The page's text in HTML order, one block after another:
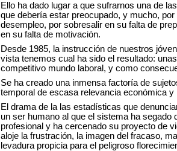
Ello ha dado lugar a que sufrarnos una de
que debería estar preocupado, y mucho,
desempleo, por sobresalir en su falta de
en su falta de motivación.
Desde 1985, la instrucción de nuestros
vista tenemos cual ha sido el resultado:
competitivo mundo laboral, y como
Se ha creado una inmensa factoría de
temporal de escasa relevancia económica
El drama de la las estadísticas que
un ser humano al que el sistema ha
profesional y ha cercenado su proyecto de
aloje la frustración, la imagen del fracaso,
levadura propicia para el peligroso